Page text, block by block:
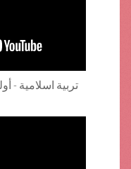
تربية اسلامية -